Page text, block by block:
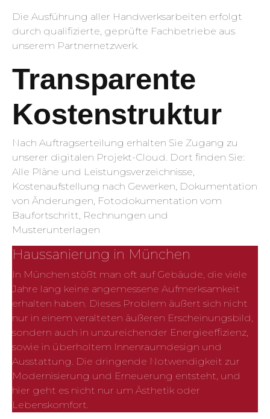
Die Ausführung aller Handwerksarbeiten erfolgt
durch qualifizierte, geprüfte Fachbetriebe aus
unserem Partnernetzwerk.
Transparente
Kostenstruktur
Nach Auftragserteilung erhalten Sie Zugang zu
unserer digitalen Projekt-Cloud. Dort finden Sie:
Alle Pläne und Leistungsverzeichnisse,
Kostenaufstellung nach Gewerken, Dokumentation
von Änderungen, Fotodokumentation vom
Baufortschritt, Rechnungen und
Musterunterlagen
Haussanierung in München
In München stößt man oft auf Gebäude, die viele
Jahre lang keine angemessene Aufmerksamkeit
erhalten haben. Dieses Problem äußert sich nicht
nur in einem veralteten äußeren Erscheinungsbild,
sondern auch in unzureichender Energieeffizienz,
sowie in überholtem Innenraumdesign und
Ausstattung. Die dringende Notwendigkeit zur
Modernisierung und Erneuerung entsteht, und
hier geht es nicht nur um Ästhetik oder
Lebenskomfort.